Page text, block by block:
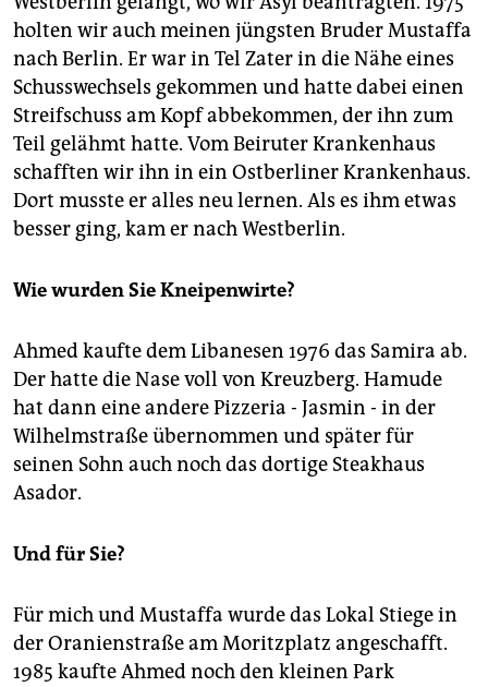
holten wir auch meinen jüngsten Bruder Mustaffa
nach Berlin. Er war in Tel Zater in die Nähe eines
Schusswechsels gekommen und hatte dabei einen
Streifschuss am Kopf abbekommen, der ihn zum
Teil gelähmt hatte. Vom Beiruter Krankenhaus
schafften wir ihn in ein Ostberliner Krankenhaus.
Dort musste er alles neu lernen. Als es ihm etwas
besser ging, kam er nach Westberlin.
Wie wurden Sie Kneipenwirte?
Ahmed kaufte dem Libanesen 1976 das Samira ab.
Der hatte die Nase voll von Kreuzberg. Hamude
hat dann eine andere Pizzeria - Jasmin - in der
Wilhelmstraße übernommen und später für
seinen Sohn auch noch das dortige Steakhaus
Asador.
Und für Sie?
Für mich und Mustaffa wurde das Lokal Stiege in
der Oranienstraße am Moritzplatz angeschafft.
1985 kaufte Ahmed noch den kleinen Park